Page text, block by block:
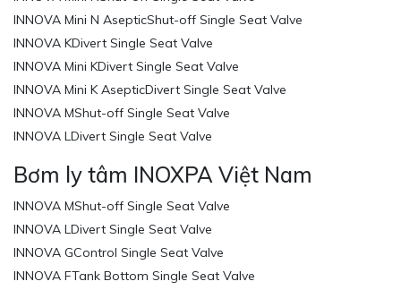
INNOVA Mini N AsepticShut-off Single Seat Valve
INNOVA KDivert Single Seat Valve
INNOVA Mini KDivert Single Seat Valve
INNOVA Mini K AsepticDivert Single Seat Valve
INNOVA MShut-off Single Seat Valve
INNOVA LDivert Single Seat Valve
Bơm ly tâm INOXPA Việt Nam
INNOVA MShut-off Single Seat Valve
INNOVA LDivert Single Seat Valve
INNOVA GControl Single Seat Valve
INNOVA FTank Bottom Single Seat Valve